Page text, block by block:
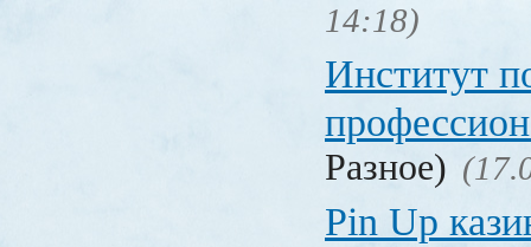
14:18)
Институт
Разное)
Pin Up